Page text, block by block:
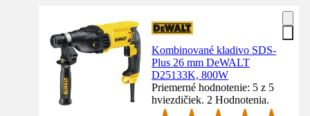
Kombinované kladivo SDS-
Plus 26 mm DeWALT
D25133K, 800W
Priemerné hodnotenie: 5 z 5
hviezdičiek. 2 Hodnotenia.